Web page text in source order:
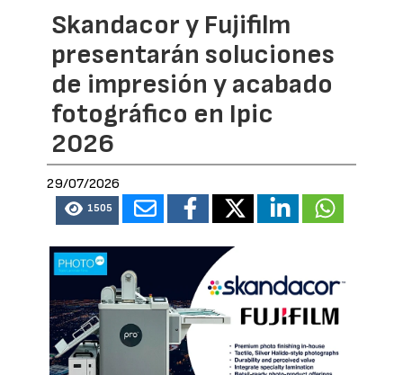
Skandacor y Fujifilm
presentarán soluciones
de impresión y acabado
fotográfico en Ipic
2026
29/07/2026
1505